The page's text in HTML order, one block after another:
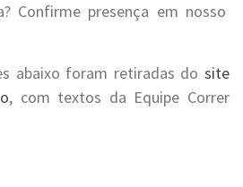
Confirme presença em nosso
abaixo foram retiradas do site
, com textos da Equipe Correr